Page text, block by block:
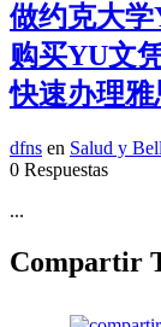
做约克大学
购买YU文
快速办理雅
dfns en Salud y
0 Respuestas
...
Compartir